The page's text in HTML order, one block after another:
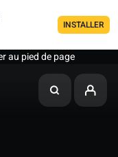
INSTALLER
au pied de page